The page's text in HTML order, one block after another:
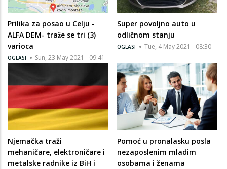
Prilika za posao u Celju -
ALFA DEM- traže se tri (3)
varioca
OGLASI Sun, 23 May 2021 - 09:41
Super povoljno auto u
odličnom stanju
OGLASI Tue, 4 May 2021 - 08:30
Njemačka traži
mehaničare, elektroničare i
metalske radnike iz BiH i
Pomoć u pronalasku posla
nezaposlenim mladim
osobama i ženama